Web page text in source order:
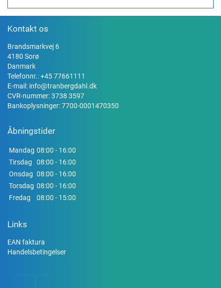
Kontakt os
Brandsmarkvej 6
4180 Sorø
Danmark
Telefonnr.:+45 77661111
E-mail: info@tranbergdahl.dk
CVR-nummer: 3738 3597
Bankoplysninger: 7700-0001470350
Åbningstider
Mandag 08:00 - 16:00
Tirsdag
08:00 - 16:00
Onsdag 08:00 - 16:00
Torsdag 08:00 - 16:00
Fredag
08:00 - 15:00
Links
EAN faktura
Handelsbetingelser